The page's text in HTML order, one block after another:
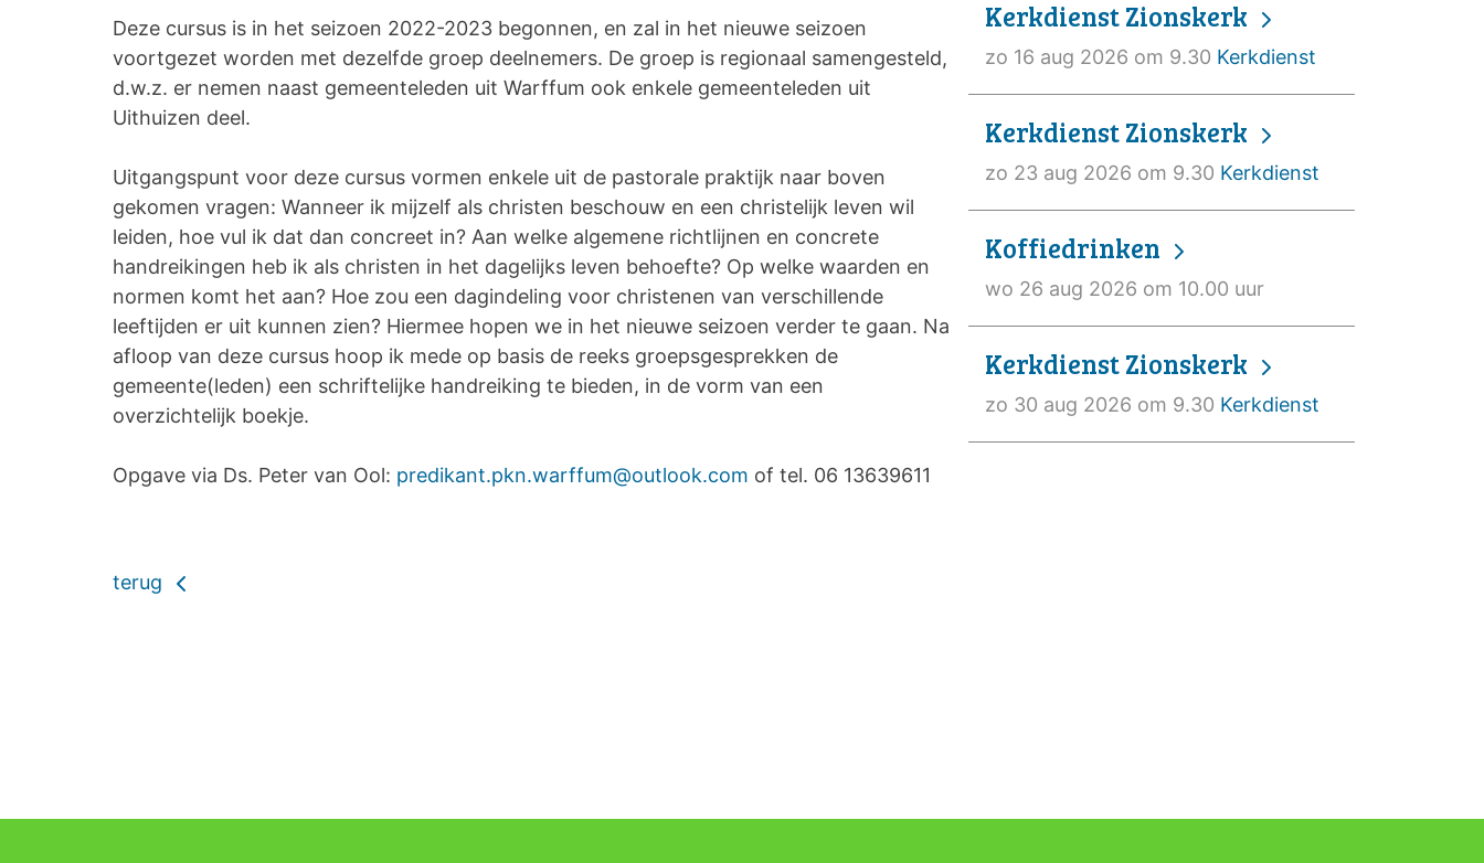
Deze cursus is in het seizoen 2022-2023 begonnen, en zal in het nieuwe seizoen
voortgezet worden met dezelfde groep deelnemers. De groep is regionaal samengesteld,
d.w.z. er nemen naast gemeenteleden uit Warffum ook enkele gemeenteleden uit
Uithuizen deel.
Uitgangspunt voor deze cursus vormen enkele uit de pastorale praktijk naar boven
gekomen vragen: Wanneer ik mijzelf als christen beschouw en een christelijk leven wil
leiden, hoe vul ik dat dan concreet in? Aan welke algemene richtlijnen en concrete
handreikingen heb ik als christen in het dagelijks leven behoefte? Op welke waarden en
normen komt het aan? Hoe zou een dagindeling voor christenen van verschillende
leeftijden er uit kunnen zien? Hiermee hopen we in het nieuwe seizoen verder te gaan. Na
afloop van deze cursus hoop ik mede op basis de reeks groepsgesprekken de
gemeente(leden) een schriftelijke handreiking te bieden, in de vorm van een
overzichtelijk boekje.
Opgave via Ds. Peter van Ool: predikant.pkn.warffum@outlook.com of tel. 06 13639611
terug
Kerkdienst Zionskerk
zo 16 aug 2026 om 9.30 Kerkdienst
Kerkdienst Zionskerk
zo 23 aug 2026 om 9.30 Kerkdienst
Koffiedrinken
wo 26 aug 2026 om 10.00 uur
Kerkdienst Zionskerk
zo 30 aug 2026 om 9.30 Kerkdienst